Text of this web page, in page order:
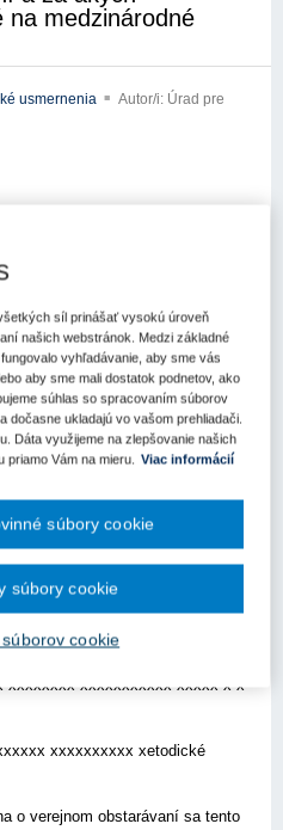
na medzinárodné
usmernenia
Autor/i: Úrad pre
xxxxxx xxxktronických
portálu verejnej správy
obstarávanie (ďalej len „úrad“)
x xxxxxxxxx xxxxxx xx
x x xxxxx x xxxxxxxx
xxxdpisov (ďalej len
1.) či a za akých podmienok sú
x xxxxxxxx xxxxxxxxxx
x xxx xxxxxxxx xxxx x xxxxxxxx
2004/18/ES v platnom znení
o verejnom obstarávaní a 2.) za
xxxxxxxx xxxxxxxxxxx xxxxx x x
xxxxxxxxxx xetodické
o verejnom obstarávaní sa tento
síl prinášať vysokú úroveň
našich webstránok. Medzi základné
vyhľadávanie, aby sme vás
aby sme mali dostatok podnetov, ako
súhlas so spracovaním súborov
dočasne ukladajú vo vašom prehliadači.
Dáta využijeme na zlepšovanie našich
priamo Vám na mieru. Viac informácií
cookie
súbory cookie
súbory cookie